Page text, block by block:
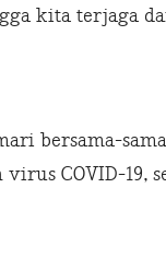
kita terjaga
bersama-
COVID-19,